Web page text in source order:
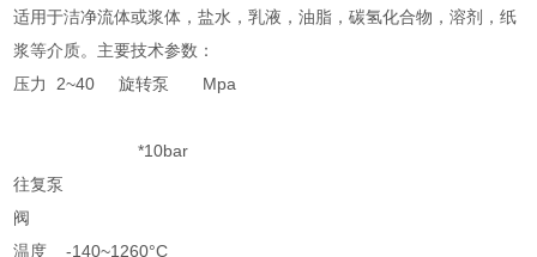
适用于洁净流体或浆体，盐水，乳液，油脂，碳氢化合物，溶剂，纸
浆等介质。主要技术参数：
压力 2~40 旋转泵 Mpa
*10bar
往复泵
阀
温度 -140~1260°C